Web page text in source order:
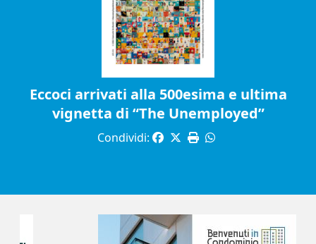
Eccoci arrivati alla 500esima e ultima
vignetta di “The Unemployed”
Condividi: